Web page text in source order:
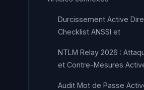
Durcissement Active
Checklist ANSSI et
NTLM Relay 2026 :
et Contre-Mesures
Audit Mot de Passe